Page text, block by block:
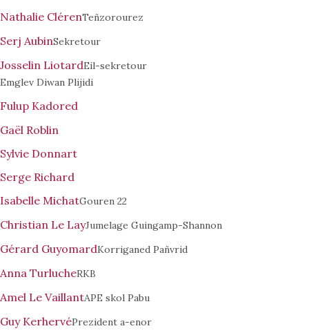
Nathalie ClérenTeñzorourez
Serj AubinSekretour
Josselin LiotardEil-sekretour
Emglev Diwan Plijidi
Fulup Kadored
Gaël Roblin
Sylvie Donnart
Serge Richard
Isabelle MichatGouren 22
Christian Le LayJumelage Guingamp-Shannon
Gérard GuyomardKorriganed Pañvrid
Anna TurlucheRKB
Amel Le VaillantAPE skol Pabu
Guy KerhervéPrezident a-enor